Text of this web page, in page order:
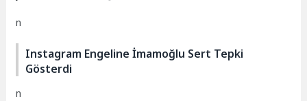
n
Instagram Engeline İmamoğlu Sert Tepki
Gösterdi
n